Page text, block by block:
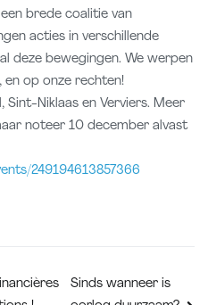
brede coalitie van
acties in verschillende
deze bewegingen. We werpen
en op onze rechten!
Sint-Niklaas en Verviers. Meer
noteer 10 december alvast
249194613857366
Sinds wanneer is